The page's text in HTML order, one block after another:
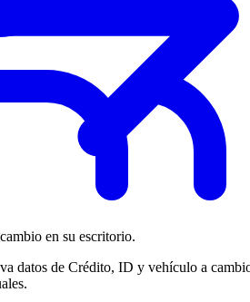
en su escritorio.
datos de Crédito, ID y vehículo a